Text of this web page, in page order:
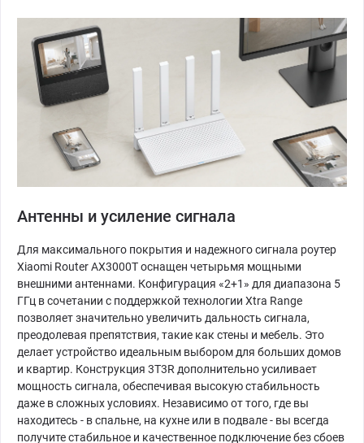
Антенны и усиление сигнала
Для максимального покрытия и надежного сигнала роутер
Xiaomi Router AX3000T оснащен четырьмя мощными
внешними антеннами. Конфигурация «2+1» для диапазона 5
ГГц в сочетании с поддержкой технологии Xtra Range
позволяет значительно увеличить дальность сигнала,
преодолевая препятствия, такие как стены и мебель. Это
делает устройство идеальным выбором для больших домов
и квартир. Конструкция 3T3R дополнительно усиливает
мощность сигнала, обеспечивая высокую стабильность
даже в сложных условиях. Независимо от того, где вы
находитесь - в спальне, на кухне или в подвале - вы всегда
получите стабильное и качественное подключение без сбоев